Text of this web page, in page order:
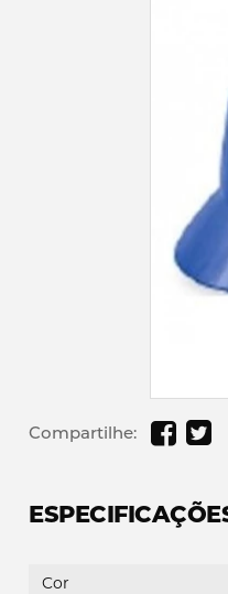
Compartilhe:
Cor